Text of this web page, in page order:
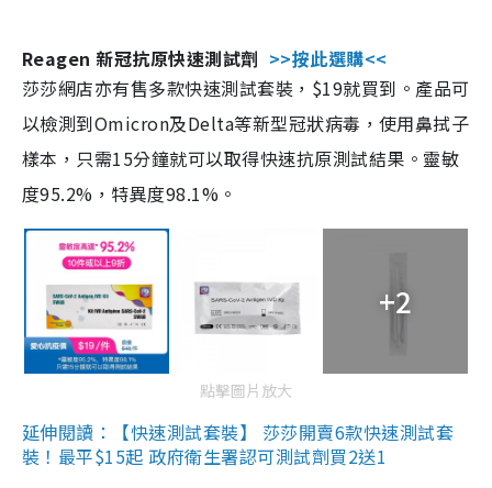
Reagen 新冠抗原快速測試劑 >>按此選購<<
莎莎網店亦有售多款快速測試套裝，$19就買到。產品可
以檢測到Omicron及Delta等新型冠狀病毒，使用鼻拭子
樣本，只需15分鐘就可以取得快速抗原測試結果。靈敏
度95.2%，特異度98.1%。
+2
點擊圖片放大
延伸閱讀：【快速測試套裝】 莎莎開賣6款快速測試套
裝！最平$15起 政府衛生署認可測試劑買2送1